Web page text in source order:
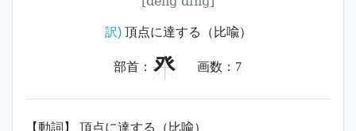
訳)頂点に達する（比喩）
部首： 癶 画数： 7
【動詞】 頂点に達する（比喩）